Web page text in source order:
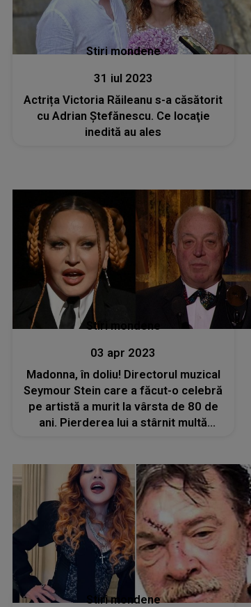
Stiri mondene
31 iul 2023
Actrița Victoria Răileanu s-a căsătorit
cu Adrian Ștefănescu. Ce locaţie
inedită au ales
Stiri mondene
03 apr 2023
Madonna, în doliu! Directorul muzical
Seymour Stein care a făcut-o celebră
pe artistă a murit la vârsta de 80 de
ani. Pierderea lui a stârnit multă
Stiri mondene